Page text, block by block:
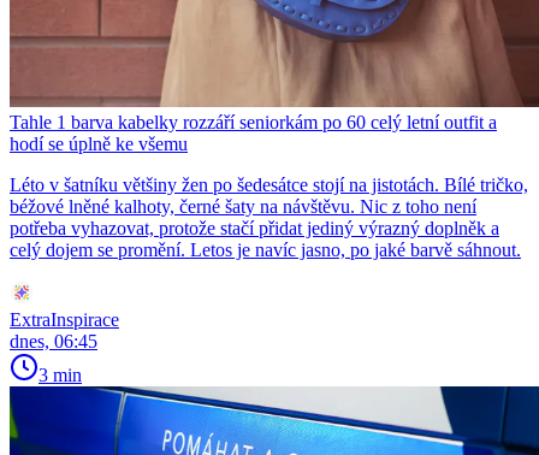
Tahle 1 barva kabelky rozzáří seniorkám po 60 celý letní outfit a
hodí se úplně ke všemu
Léto v šatníku většiny žen po šedesátce stojí na jistotách. Bílé tričko,
béžové lněné kalhoty, černé šaty na návštěvu. Nic z toho není
potřeba vyhazovat, protože stačí přidat jediný výrazný doplněk a
celý dojem se promění. Letos je navíc jasno, po jaké barvě sáhnout.
ExtraInspirace
dnes, 06:45
3 min